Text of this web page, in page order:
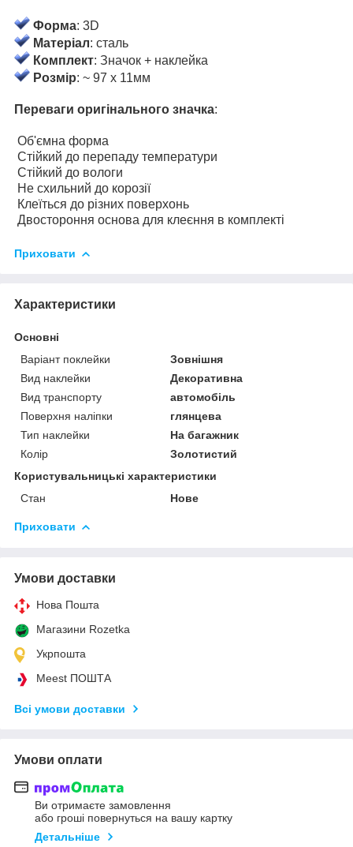
Форма: 3D
Матеріал: сталь
Комплект: Значок + наклейка
Розмір: ~ 97 x 11мм
Переваги оригінального значка:
Об'ємна форма
Стійкий до перепаду температури
Стійкий до вологи
Не схильний до корозії
Клеїться до різних поверхонь
Двостороння основа для клеєння в комплекті
Приховати
Характеристики
Основні
Варіант поклейки
Зовнішня
Вид наклейки
Декоративна
Вид транспорту
автомобіль
Поверхня наліпки
глянцева
Тип наклейки
На багажник
Колір
Золотистий
Користувальницькі характеристики
Стан
Нове
Приховати
Умови доставки
Нова Пошта
Магазини Rozetka
Укрпошта
Meest ПОШТА
Всі умови доставки
Умови оплати
Ви отримаєте замовлення
або гроші повернуться на вашу картку
Детальніше